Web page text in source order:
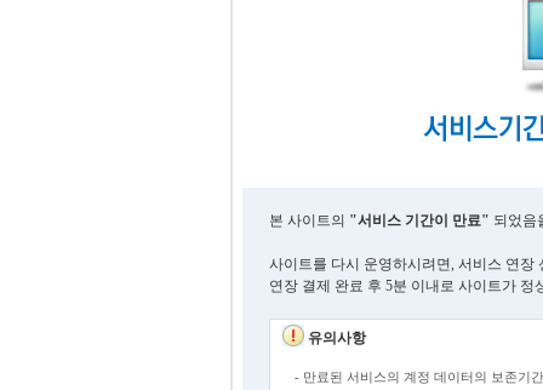
본 사이트의 "서비스 기간이 만료" 되었음
사이트를 다시 운영하시려면, 서비스 연장
연장 결제 완료 후 5분 이내로 사이트가 정
유의사항
- 만료된 서비스의 계정 데이터의 보존기